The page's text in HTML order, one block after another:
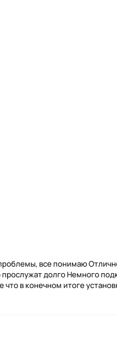
все понимаю
прослужат долго Немного
что в конечном итоге